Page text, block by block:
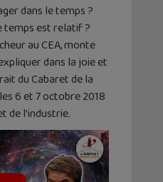
dans le temps ?
temps est relatif ?
au CEA, monte
dans la joie et
du Cabaret de la
6 et 7 octobre 2018
de l’industrie.